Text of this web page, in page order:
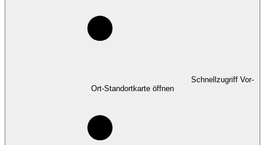
Schnellzugriff Vor-
Ort-Standortkarte öffnen